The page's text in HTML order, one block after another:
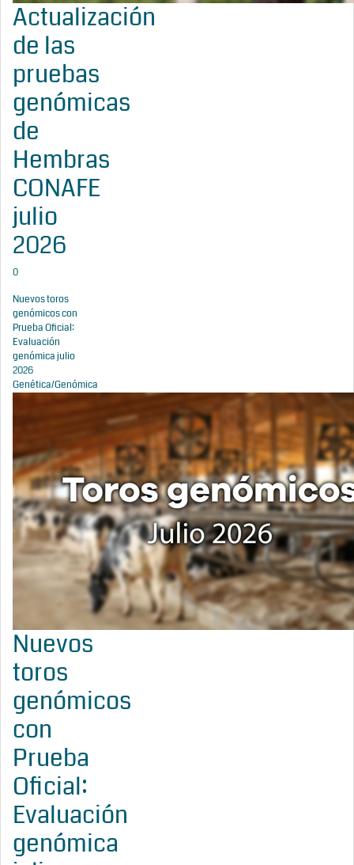
Actualización
de las
pruebas
genómicas
de
Hembras
CONAFE
julio
2026
0
Nuevos toros
genómicos con
Prueba Oficial:
Evaluación
genómica julio
2026
Genética/Genómica
Nuevos
toros
genómicos
con
Prueba
Oficial:
Evaluación
genómica